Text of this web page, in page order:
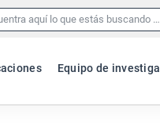
Equipo de